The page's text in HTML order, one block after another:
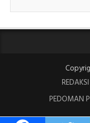
REDAKSI
PEDOMAN